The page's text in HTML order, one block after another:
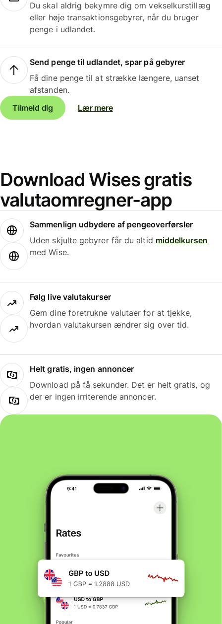
Du skal aldrig bekymre dig om vekselkurstillæg
eller høje transaktionsgebyrer, når du bruger
penge i udlandet.
Send penge til udlandet, spar på gebyrer
Få dine penge til at strække længere, uanset
afstanden.
Tilmeld dig
Lær mere
Download Wises gratis
valutaomregner-app
Sammenlign udbydere af pengeoverførsler
Uden skjulte gebyrer får du altid middelkursen
med Wise.
Følg live valutakurser
Gem dine foretrukne valutaer for at tjekke,
hvordan valutakursen ændrer sig over tid.
Helt gratis, ingen annoncer
Download på få sekunder. Det er helt gratis, og
der er ingen irriterende annoncer.